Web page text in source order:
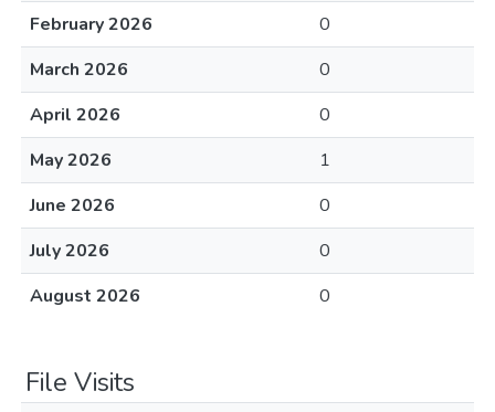
February 2026
0
March 2026
0
April 2026
0
May 2026
1
June 2026
0
July 2026
0
August 2026
0
File Visits